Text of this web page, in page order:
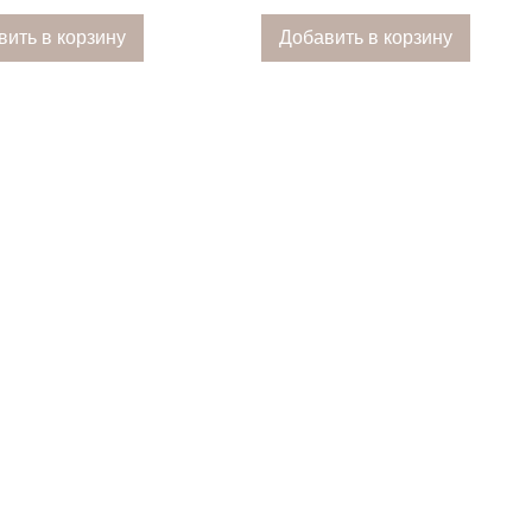
в корзину Добавить в корзину